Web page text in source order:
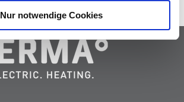
Nur notwendige Cookies